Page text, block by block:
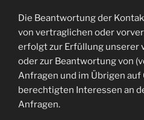
Die Beantwortung der
von vertraglichen oder
erfolgt zur Erfüllung unserer
oder zur Beantwortung von
Anfragen und im Übrigen auf
berechtigten Interessen an
Anfragen.